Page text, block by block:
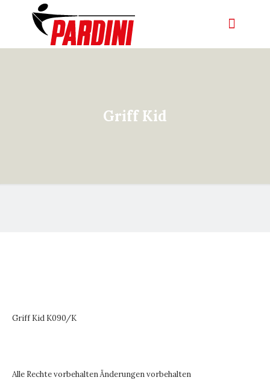
Griff Kid
Griff Kid K090/K
Alle Rechte vorbehalten Änderungen vorbehalten